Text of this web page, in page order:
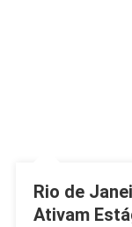
Rio de
Ativam